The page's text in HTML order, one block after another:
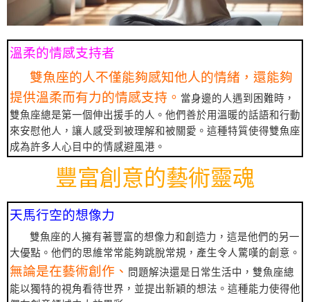
溫柔的情感支持者
雙魚座的人不僅能夠感知他人的情緒，還能夠
提供溫柔而有力的情感支持。 當身邊的人遇到困難時，
雙魚座總是第一個伸出援手的人。他們善於用溫暖的話語和行動
來安慰他人，讓人感受到被理解和被關愛。這種特質使得雙魚座
成為許多人心目中的情感避風港。
豐富創意的藝術靈魂
天馬行空的想像力
雙魚座的人擁有著豐富的想像力和創造力，這是他們的另一
大優點。他們的思維常常能夠跳脫常規，產生令人驚嘆的創意。
無論是在藝術創作、 問題解決還是日常生活中，雙魚座總
能以獨特的視角看待世界，並提出新穎的想法。這種能力使得他